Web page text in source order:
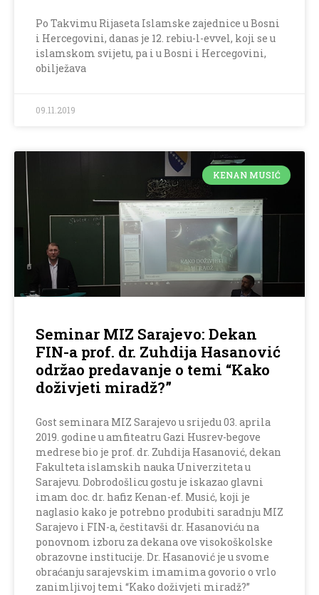
Po Takvimu Rijaseta Islamske zajednice u Bosni
i Hercegovini, danas je 12. rebiu-l-evvel, koji se u
islamskom svijetu, pa i u Bosni i Hercegovini,
obilježava
09.11.2019
KENAN MUSIĆ
Seminar MIZ Sarajevo: Dekan
FIN-a prof. dr. Zuhdija Hasanović
održao predavanje o temi “Kako
doživjeti miradž?”
Gost seminara MIZ Sarajevo u srijedu 03. aprila
2019. godine u amfiteatru Gazi Husrev-begove
medrese bio je prof. dr. Zuhdija Hasanović, dekan
Fakulteta islamskih nauka Univerziteta u
Sarajevu. Dobrodošlicu gostu je iskazao glavni
imam doc. dr. hafiz Kenan-ef. Musić, koji je
naglasio kako je potrebno produbiti saradnju MIZ
Sarajevo i FIN-a, čestitavši dr. Hasanoviću na
ponovnom izboru za dekana ove visokoškolske
obrazovne institucije. Dr. Hasanović je u svome
obraćanju sarajevskim imamima govorio o vrlo
zanimljivoj temi “Kako doživjeti miradž?”